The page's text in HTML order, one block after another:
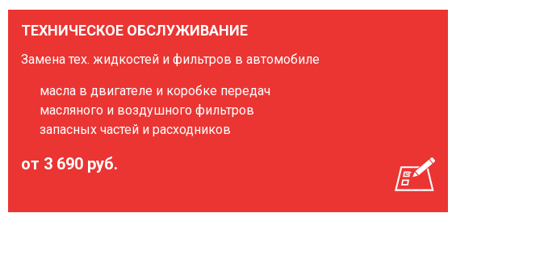
ТЕХНИЧЕСКОЕ ОБСЛУЖИВАНИЕ
Замена тех. жидкостей и фильтров в автомобиле
масла в двигателе и коробке передач
масляного и воздушного фильтров
запасных частей и расходников
от 3 690 руб.